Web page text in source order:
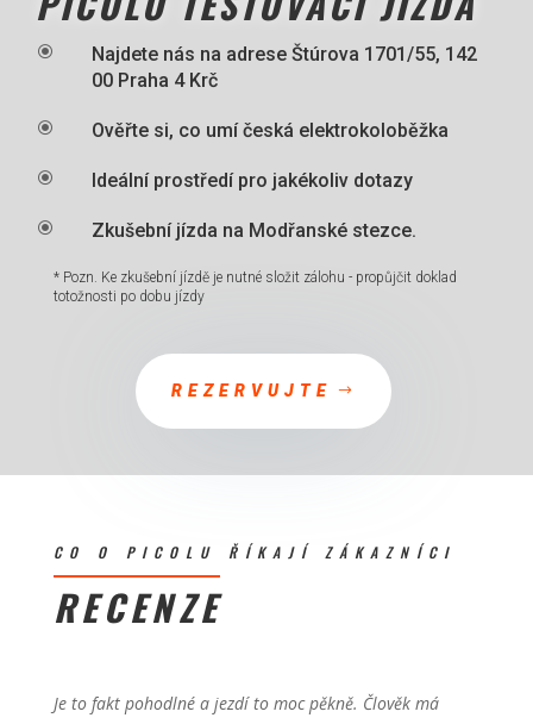
\
Najdete nás na adrese Štúrova 1701/55, 142
00 Praha 4 Krč
\ Ověřte si, co umí česká elektrokoloběžka
\ Ideální prostředí pro jakékoliv dotazy
\ Zkušební jízda na Modřanské stezce.
* Pozn. Ke zkušební jízdě je nutné složit zálohu - propůjčit doklad
totožnosti po dobu jízdy
REZERVUJTE
CO O PICOLU ŘÍKAJÍ ZÁKAZNÍCI
RECENZE
Je to fakt pohodlné a jezdí to moc pěkně. Člověk má